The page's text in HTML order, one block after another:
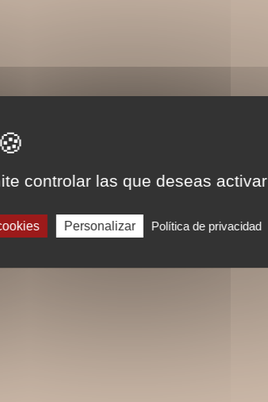
controlar las que deseas activar
Personalizar Política de privacidad